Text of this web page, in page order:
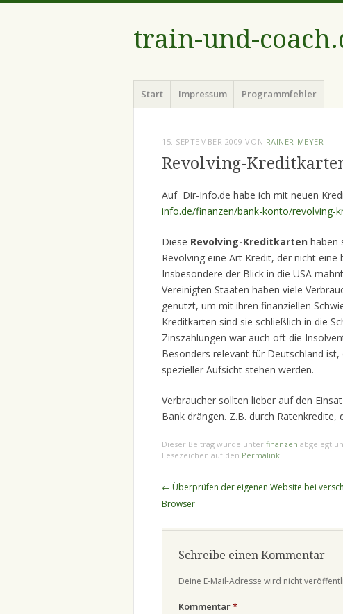
train-und-
Menü
Zum
Inhalt
Start Impressum Programmfehler
15. SEPTEMBER 2009 VON RAINER MEYER
Revolving-
Auf Dir-Info.de habe ich mit neuen
info.de/finanzen/bank-konto/revolving-
Diese Revolving-Kreditkarten haben
Revolving eine Art Kredit, der nicht
Insbesondere der Blick in die USA
Vereinigten Staaten haben viele
genutzt, um mit ihren finanziellen
Kreditkarten sind sie schließlich in die
Zinszahlungen war auch oft die
Besonders relevant für Deutschland
spezieller Aufsicht stehen werden.
Verbraucher sollten lieber auf den
Bank drängen. Z.B. durch Ratenkredite,
Dieser Beitrag wurde unter finanzen abgelegt
Lesezeichen auf den Permalink.
Beitragsnavigation
← Überprüfen der eigenen Website bei
Browser
Schreibe einen Kommentar
Deine E-Mail-Adresse wird nicht
Kommentar*